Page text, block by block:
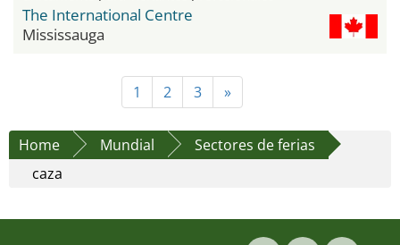
The International Centre
Mississauga
1 2 3 »
Home Mundial
Sectores de ferias
caza